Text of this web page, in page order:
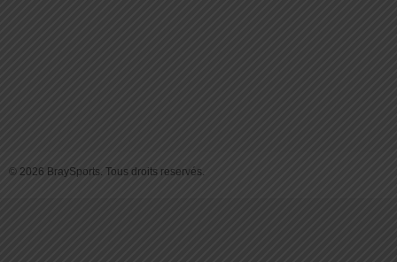
© 2026 BraySports. Tous droits reservés.